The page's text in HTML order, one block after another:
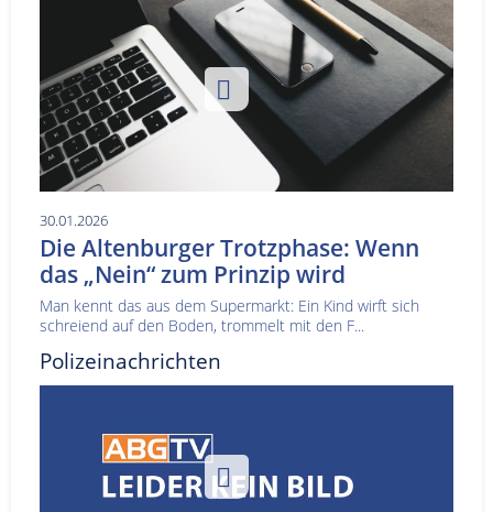
30.01.2026
Die Altenburger Trotzphase: Wenn
das „Nein“ zum Prinzip wird
Man kennt das aus dem Supermarkt: Ein Kind wirft sich
schreiend auf den Boden, trommelt mit den F...
Polizeinachrichten